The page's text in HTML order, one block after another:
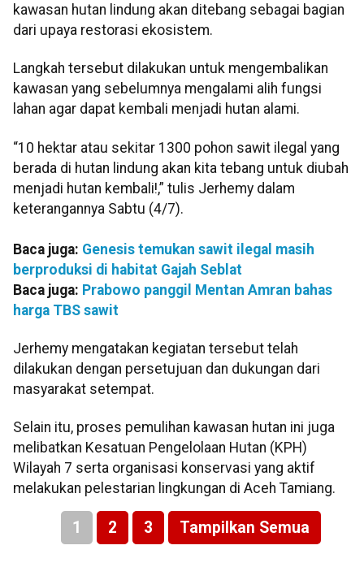
kawasan hutan lindung akan ditebang sebagai bagian
dari upaya restorasi ekosistem.
Langkah tersebut dilakukan untuk mengembalikan
kawasan yang sebelumnya mengalami alih fungsi
lahan agar dapat kembali menjadi hutan alami.
“10 hektar atau sekitar 1300 pohon sawit ilegal yang
berada di hutan lindung akan kita tebang untuk diubah
menjadi hutan kembali!,” tulis Jerhemy dalam
keterangannya Sabtu (4/7).
Baca juga: Genesis temukan sawit ilegal masih
berproduksi di habitat Gajah Seblat
Baca juga: Prabowo panggil Mentan Amran bahas
harga TBS sawit
Jerhemy mengatakan kegiatan tersebut telah
dilakukan dengan persetujuan dan dukungan dari
masyarakat setempat.
Selain itu, proses pemulihan kawasan hutan ini juga
melibatkan Kesatuan Pengelolaan Hutan (KPH)
Wilayah 7 serta organisasi konservasi yang aktif
melakukan pelestarian lingkungan di Aceh Tamiang.
1 2 3 Tampilkan Semua